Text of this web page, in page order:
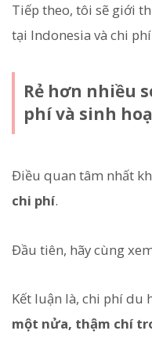
Tiếp theo, tôi sẽ giới
tại Indonesia và chi
Rẻ hơn nhiều
phí và sinh
Điều quan tâm nhất
chi phí.
Đầu tiên, hãy cùng
Kết luận là, chi phí du
một nửa, thậm chí